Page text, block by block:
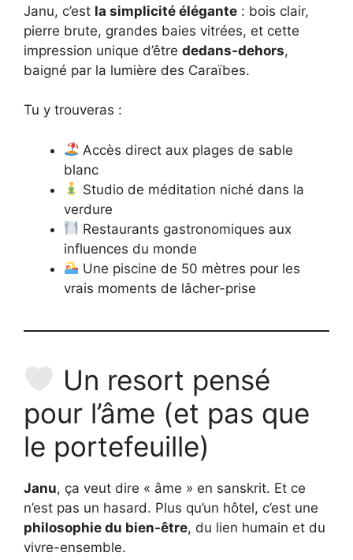
Janu, c’est la simplicité élégante : bois clair,
pierre brute, grandes baies vitrées, et cette
impression unique d’être dedans-dehors,
baigné par la lumière des Caraïbes.
Tu y trouveras :
Accès direct aux plages de sable
blanc
Studio de méditation niché dans la
verdure
Restaurants gastronomiques aux
influences du monde
Une piscine de 50 mètres pour les
vrais moments de lâcher-prise
Un resort pensé
pour l’âme (et pas que
le portefeuille)
Janu, ça veut dire « âme » en sanskrit. Et ce
n’est pas un hasard. Plus qu’un hôtel, c’est une
philosophie du bien-être, du lien humain et du
vivre-ensemble.